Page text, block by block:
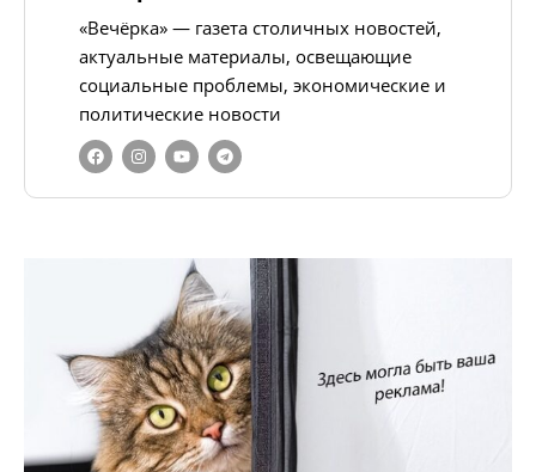
«Вечёрка» — газета столичных новостей,
актуальные материалы, освещающие
социальные проблемы, экономические и
политические новости